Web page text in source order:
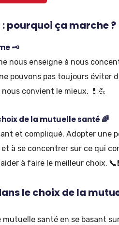
pourquoi ça marche ?
🗝️
nous enseigne à nous
pouvons pas toujours éviter
convient le mieux. 💊💪
de la mutuelle santé 🌈
et compliqué. Adopter une
à se concentrer sur ce qui
à faire le meilleur choix.
le choix de la
santé en se basant